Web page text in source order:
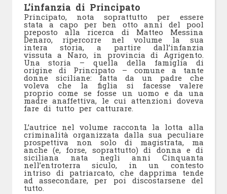
L’infanzia di Principato
Principato, nota soprattutto per essere
stata a capo per ben otto anni del pool
preposto alla ricerca di Matteo Messina
Denaro, ripercorre nel volume la sua
intera storia, a partire dall’infanzia
vissuta a Naro, in provincia di Agrigento.
Una storia – quella della famiglia di
origine di Principato – comune a tante
donne siciliane: fatta da un padre che
voleva che la figlia si facesse valere
proprio come se fosse un uomo e da una
madre anaffettiva, le cui attenzioni doveva
fare di tutto per catturare.
L’autrice nel volume racconta la lotta alla
criminalità organizzata dalla sua peculiare
prospettiva non solo di magistrata, ma
anche (e, forse, soprattutto) di donna e di
siciliana nata negli anni Cinquanta
nell’entroterra siculo, in un contesto
intriso di patriarcato, che dapprima tende
ad assecondare, per poi discostarsene del
tutto.